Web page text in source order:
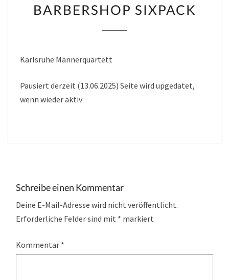
SIXPACK
BARBERSHOP SIXPACK
Karlsruhe Männerquartett
Pausiert derzeit (13.06.2025) Seite wird upgedatet,
wenn wieder aktiv
Schreibe einen Kommentar
Deine E-Mail-Adresse wird nicht veröffentlicht.
Erforderliche Felder sind mit * markiert
Kommentar *